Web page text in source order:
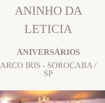
ANINHO DA
LETICIA
ANIVERSÁRIOS
ARCO IRIS - SOROCABA /
SP